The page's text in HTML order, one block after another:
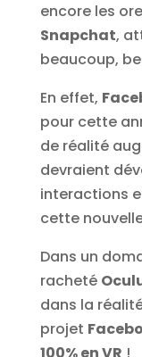
encore les
Snapchat,
beaucoup,
En effet,
pour cette
de réalité
devraient
interactions
cette
Dans un
racheté
dans la
projet